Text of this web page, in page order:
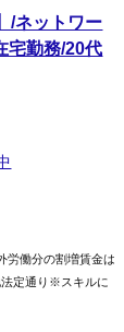
/ネットワー
宅勤務/20代
労働分の割増賃金は
定通り※スキルに